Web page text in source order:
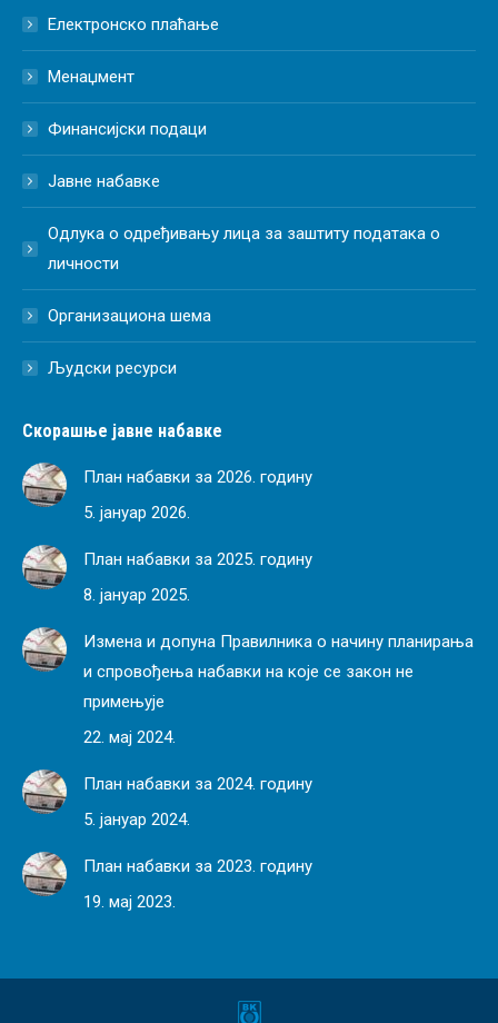
Електронско плаћање
Менаџмент
Финансијски подаци
Јавне набавке
Одлука о одређивању лица за заштиту података о
личности
Организациона шема
Људски ресурси
Скорашње јавне набавке
План набавки за 2026. годину
5. јануар 2026.
План набавки за 2025. годину
8. јануар 2025.
Измена и допуна Правилника о начину планирања
и спровођења набавки на које се закон не
примењује
22. мај 2024.
План набавки за 2024. годину
5. јануар 2024.
План набавки за 2023. годину
19. мај 2023.